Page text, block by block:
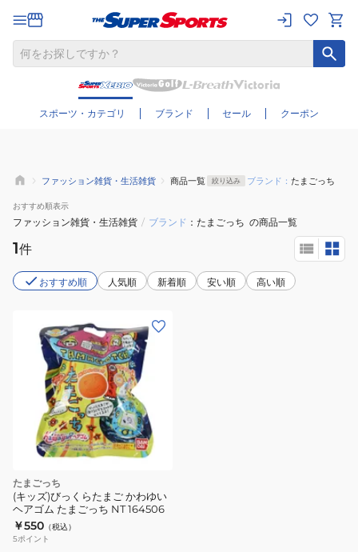
スポーツ・カテゴリ ブランド セール クーポン
さらに絞り込む
ファッション雑貨・生活雑貨 商品一覧 絞り込み ブランド： たまごっち
おすすめ順表示
ファッション雑貨・生活雑貨 / ブランド たまごっち の商品一覧
1件
おすすめ順 人気順 新着順 安い順 高い順
たまごっち
(キッズ)びっくらたまご かわゆい
ヘアゴム たまごっち NT 164506
￥550 （税込）
5ポイント